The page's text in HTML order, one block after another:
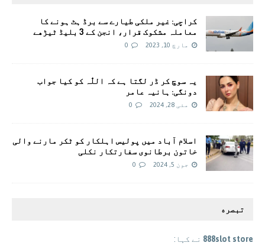
کراچی: غیر ملکی طیارے سے برڈ ہٹ ہونے کا
معاملہ مشکوک قرار، انجن کے 3 بلیڈ ٹیڑھے
مارچ 10, 2023 0
یہ سوچ کر ڈر لگتا ہے کہ اللّٰہ کو کیا جواب
دونگی: ہانیہ عامر
مئی 28, 2024 0
اسلام آباد میں پولیس اہلکار کو ٹکر مارنے والی
خاتون برطانوی سفارتکار نکلی
جون 5, 2024 0
تبصره
888slot store نے کہا: